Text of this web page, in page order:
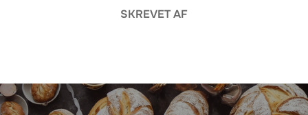
SKREVET AF
Indlægsnavigation